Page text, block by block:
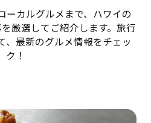
ーカルグルメまで、ハワイの
厳選してご紹介します。旅行
、最新のグルメ情報をチェッ
ク！